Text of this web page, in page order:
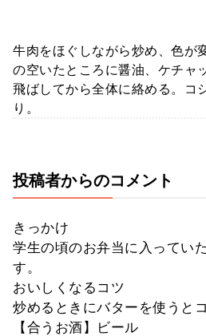
牛肉をほぐしながら炒め、色が
の空いたところに醤油、ケチャ
飛ばしてから全体に絡める。コ
り。
投稿者からのコメント
きっかけ
学生の頃のお弁当に入ってい
す。
おいしくなるコツ
炒めるときにバターを使うと
【合うお酒】ビール